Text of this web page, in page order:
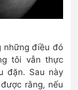
những điều đó
tôi vẫn thực
đặn. Sau này
rằng, nếu